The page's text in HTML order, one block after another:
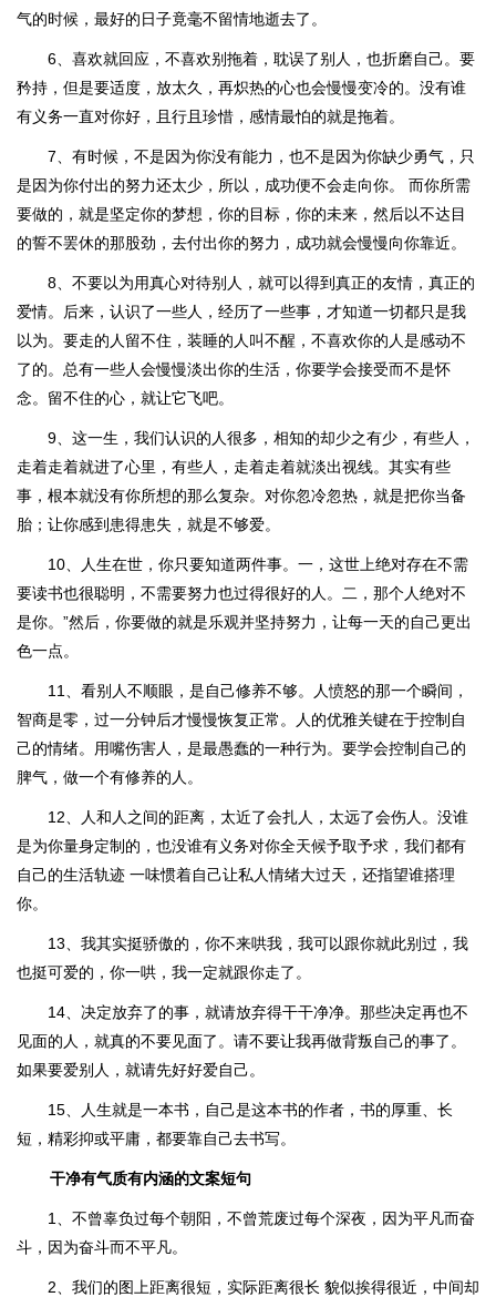
气的时候，最好的日子竟毫不留情地逝去了。
6、喜欢就回应，不喜欢别拖着，耽误了别人，也折磨自己。要
矜持，但是要适度，放太久，再炽热的心也会慢慢变冷的。没有谁
有义务一直对你好，且行且珍惜，感情最怕的就是拖着。
7、有时候，不是因为你没有能力，也不是因为你缺少勇气，只
是因为你付出的努力还太少，所以，成功便不会走向你。 而你所需
要做的，就是坚定你的梦想，你的目标，你的未来，然后以不达目
的誓不罢休的那股劲，去付出你的努力，成功就会慢慢向你靠近。
8、不要以为用真心对待别人，就可以得到真正的友情，真正的
爱情。后来，认识了一些人，经历了一些事，才知道一切都只是我
以为。要走的人留不住，装睡的人叫不醒，不喜欢你的人是感动不
了的。总有一些人会慢慢淡出你的生活，你要学会接受而不是怀
念。留不住的心，就让它飞吧。
9、这一生，我们认识的人很多，相知的却少之有少，有些人，
走着走着就进了心里，有些人，走着走着就淡出视线。其实有些
事，根本就没有你所想的那么复杂。对你忽冷忽热，就是把你当备
胎；让你感到患得患失，就是不够爱。
10、人生在世，你只要知道两件事。一，这世上绝对存在不需
要读书也很聪明，不需要努力也过得很好的人。二，那个人绝对不
是你。”然后，你要做的就是乐观并坚持努力，让每一天的自己更出
色一点。
11、看别人不顺眼，是自己修养不够。人愤怒的那一个瞬间，
智商是零，过一分钟后才慢慢恢复正常。人的优雅关键在于控制自
己的情绪。用嘴伤害人，是最愚蠢的一种行为。要学会控制自己的
脾气，做一个有修养的人。
12、人和人之间的距离，太近了会扎人，太远了会伤人。没谁
是为你量身定制的，也没谁有义务对你全天候予取予求，我们都有
自己的生活轨迹 一味惯着自己让私人情绪大过天，还指望谁搭理
你。
13、我其实挺骄傲的，你不来哄我，我可以跟你就此别过，我
也挺可爱的，你一哄，我一定就跟你走了。
14、决定放弃了的事，就请放弃得干干净净。那些决定再也不
见面的人，就真的不要见面了。请不要让我再做背叛自己的事了。
如果要爱别人，就请先好好爱自己。
15、人生就是一本书，自己是这本书的作者，书的厚重、长
短，精彩抑或平庸，都要靠自己去书写。
干净有气质有内涵的文案短句
1、不曾辜负过每个朝阳，不曾荒废过每个深夜，因为平凡而奋
斗，因为奋斗而不平凡。
2、我们的图上距离很短，实际距离很长 貌似挨得很近，中间却